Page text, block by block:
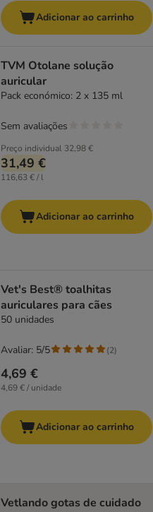
Adicionar ao carrinho
TVM Otolane solução
auricular
Pack económico: 2 x 135 ml
Preço individual 32,98 €
31,49 €
116,63 € / l
Sem avaliações
Adicionar ao carrinho
Vet's Best® toalhitas
auriculares para cães
50 unidades
4,69 €
4,69 € / unidade
Avaliar: 5/5 (2)
Adicionar ao carrinho
Vetlando gotas de cuidado